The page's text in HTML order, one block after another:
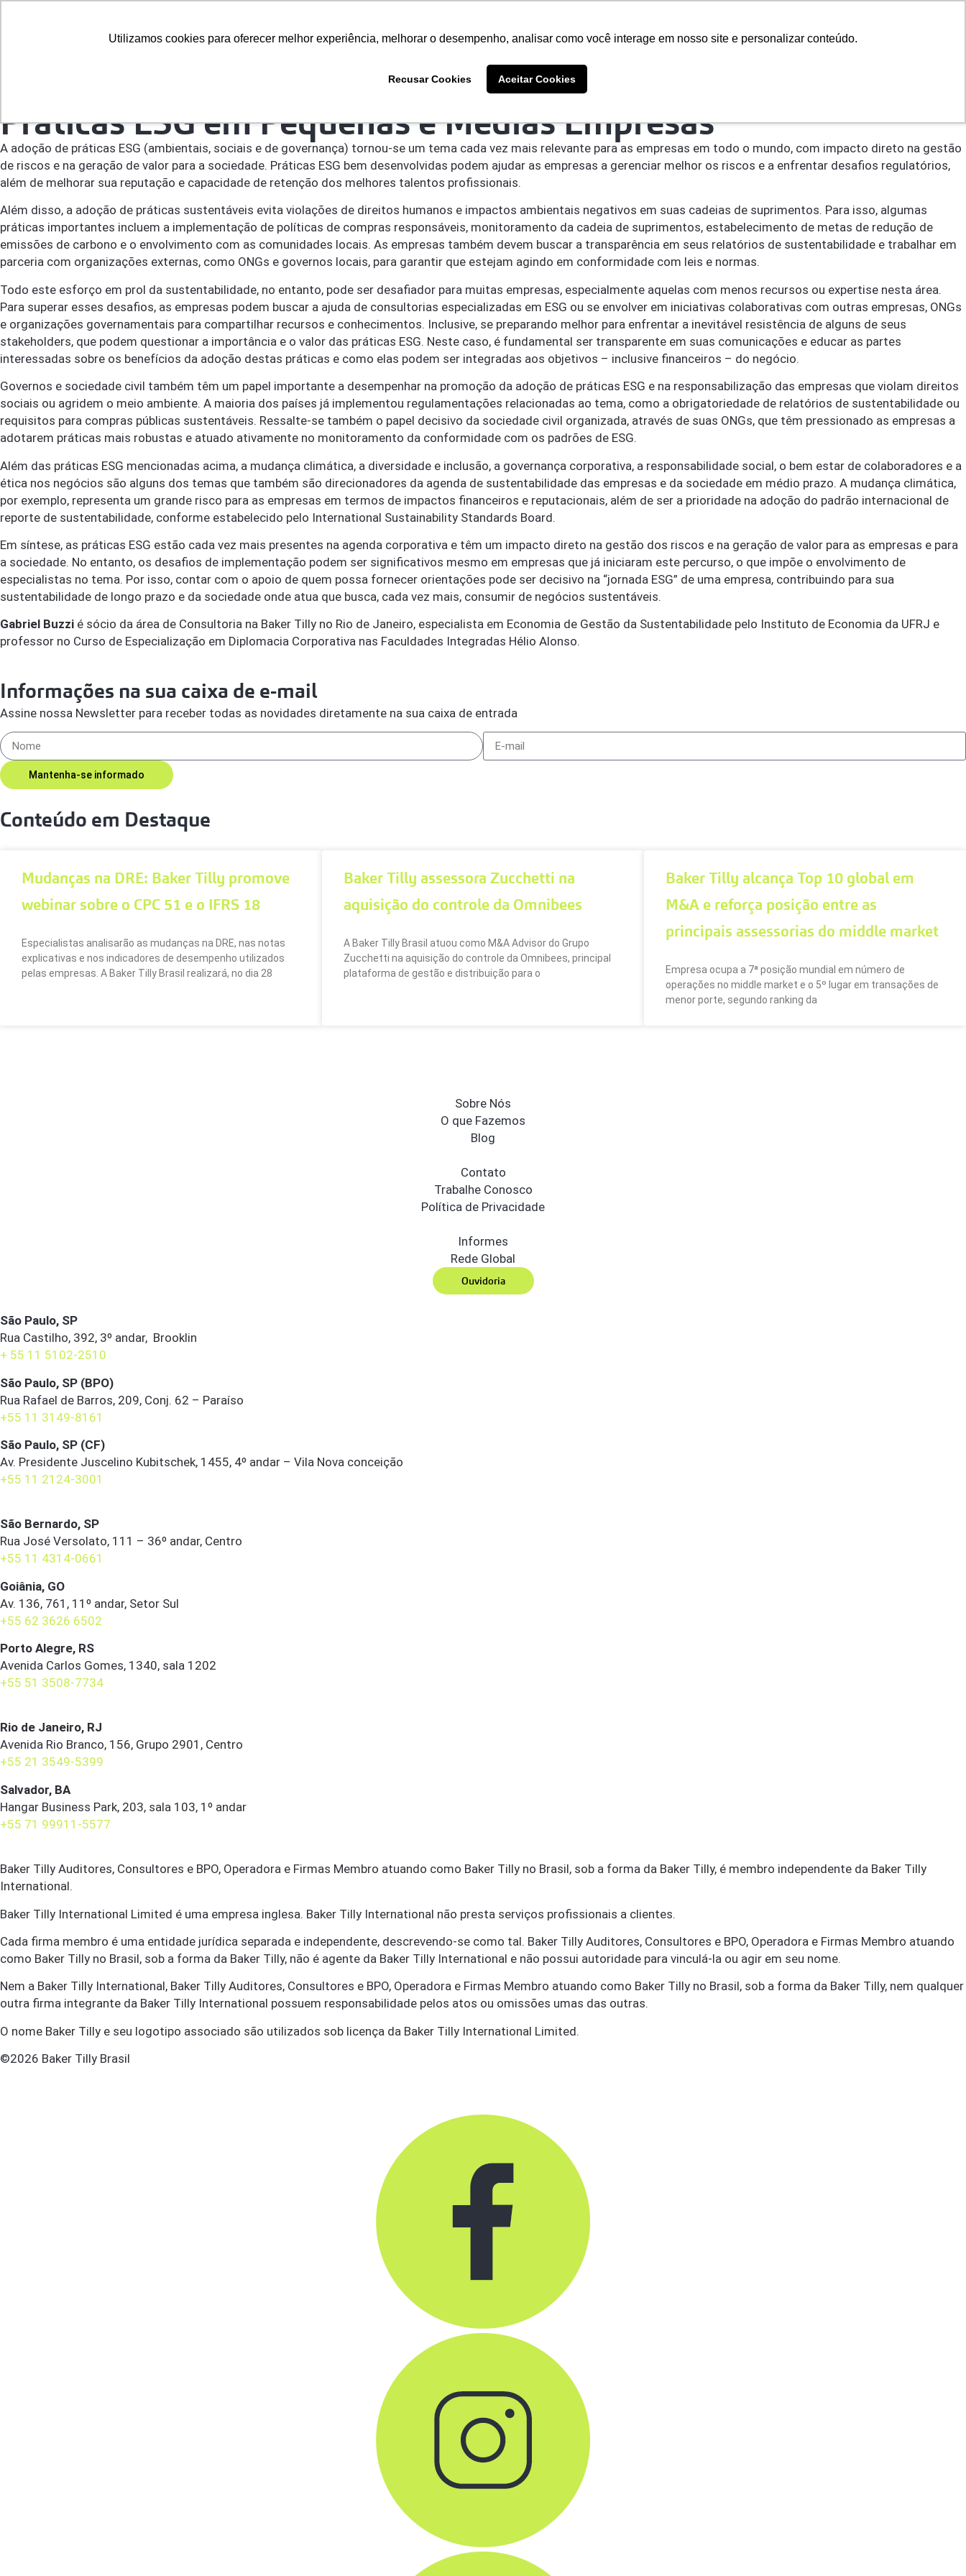
Utilizamos cookies para oferecer melhor experiência, melhorar o desempenho, analisar como você interage em nosso site e personalizar conteúdo.
Recusar Cookies Aceitar Cookies
Seja um Trainee
Contato
Práticas ESG em Pequenas e Médias Empresas
A adoção de práticas ESG (ambientais, sociais e de governança) tornou-se um tema cada vez mais relevante para as empresas em todo o mundo, com impacto direto na gestão
de riscos e na geração de valor para a sociedade. Práticas ESG bem desenvolvidas podem ajudar as empresas a gerenciar melhor os riscos e a enfrentar desafios regulatórios,
além de melhorar sua reputação e capacidade de retenção dos melhores talentos profissionais.
Além disso, a adoção de práticas sustentáveis evita violações de direitos humanos e impactos ambientais negativos em suas cadeias de suprimentos. Para isso, algumas
práticas importantes incluem a implementação de políticas de compras responsáveis, monitoramento da cadeia de suprimentos, estabelecimento de metas de redução de
emissões de carbono e o envolvimento com as comunidades locais. As empresas também devem buscar a transparência em seus relatórios de sustentabilidade e trabalhar em
parceria com organizações externas, como ONGs e governos locais, para garantir que estejam agindo em conformidade com leis e normas.
Todo este esforço em prol da sustentabilidade, no entanto, pode ser desafiador para muitas empresas, especialmente aquelas com menos recursos ou expertise nesta área.
Para superar esses desafios, as empresas podem buscar a ajuda de consultorias especializadas em ESG ou se envolver em iniciativas colaborativas com outras empresas, ONGs
e organizações governamentais para compartilhar recursos e conhecimentos. Inclusive, se preparando melhor para enfrentar a inevitável resistência de alguns de seus
stakeholders, que podem questionar a importância e o valor das práticas ESG. Neste caso, é fundamental ser transparente em suas comunicações e educar as partes
interessadas sobre os benefícios da adoção destas práticas e como elas podem ser integradas aos objetivos – inclusive financeiros – do negócio.
Governos e sociedade civil também têm um papel importante a desempenhar na promoção da adoção de práticas ESG e na responsabilização das empresas que violam direitos
sociais ou agridem o meio ambiente. A maioria dos países já implementou regulamentações relacionadas ao tema, como a obrigatoriedade de relatórios de sustentabilidade ou
requisitos para compras públicas sustentáveis. Ressalte-se também o papel decisivo da sociedade civil organizada, através de suas ONGs, que têm pressionado as empresas a
adotarem práticas mais robustas e atuado ativamente no monitoramento da conformidade com os padrões de ESG.
Além das práticas ESG mencionadas acima, a mudança climática, a diversidade e inclusão, a governança corporativa, a responsabilidade social, o bem estar de colaboradores e a
ética nos negócios são alguns dos temas que também são direcionadores da agenda de sustentabilidade das empresas e da sociedade em médio prazo. A mudança climática,
por exemplo, representa um grande risco para as empresas em termos de impactos financeiros e reputacionais, além de ser a prioridade na adoção do padrão internacional de
reporte de sustentabilidade, conforme estabelecido pelo International Sustainability Standards Board.
Em síntese, as práticas ESG estão cada vez mais presentes na agenda corporativa e têm um impacto direto na gestão dos riscos e na geração de valor para as empresas e para
a sociedade. No entanto, os desafios de implementação podem ser significativos mesmo em empresas que já iniciaram este percurso, o que impõe o envolvimento de
especialistas no tema. Por isso, contar com o apoio de quem possa fornecer orientações pode ser decisivo na “jornada ESG” de uma empresa, contribuindo para sua
sustentabilidade de longo prazo e da sociedade onde atua que busca, cada vez mais, consumir de negócios sustentáveis.
Gabriel Buzzi é sócio da área de Consultoria na Baker Tilly no Rio de Janeiro, especialista em Economia de Gestão da Sustentabilidade pelo Instituto de Economia da UFRJ e
professor no Curso de Especialização em Diplomacia Corporativa nas Faculdades Integradas Hélio Alonso.
Informações na sua caixa de e-mail
Assine nossa Newsletter para receber todas as novidades diretamente na sua caixa de entrada
Mantenha-se informado
Conteúdo em Destaque
Mudanças na DRE: Baker Tilly promove
webinar sobre o CPC 51 e o IFRS 18
Especialistas analisarão as mudanças na DRE, nas notas
explicativas e nos indicadores de desempenho utilizados
pelas empresas. A Baker Tilly Brasil realizará, no dia 28
Baker Tilly assessora Zucchetti na
aquisição do controle da Omnibees
A Baker Tilly Brasil atuou como M&A Advisor do Grupo
Zucchetti na aquisição do controle da Omnibees, principal
plataforma de gestão e distribuição para o
Baker Tilly alcança Top 10 global em
M&A e reforça posição entre as
principais assessorias do middle market
Empresa ocupa a 7ª posição mundial em número de
operações no middle market e o 5º lugar em transações de
menor porte, segundo ranking da
Sobre Nós
O que Fazemos
Blog
Contato
Trabalhe Conosco
Política de Privacidade
Informes
Rede Global
Ouvidoria
São Paulo, SP
Rua Castilho, 392, 3º andar, Brooklin
+ 55 11 5102-2510
São Paulo, SP (BPO)
Rua Rafael de Barros, 209, Conj. 62 – Paraíso
+55 11 3149-8161
São Paulo, SP (CF)
Av. Presidente Juscelino Kubitschek, 1455, 4º andar – Vila Nova conceição
+55 11 2124-3001
São Bernardo, SP
Rua José Versolato, 111 – 36º andar, Centro
+55 11 4314-0661
Goiânia, GO
Av. 136, 761, 11º andar, Setor Sul
+55 62 3626 6502
Porto Alegre, RS
Avenida Carlos Gomes, 1340, sala 1202
+55 51 3508-7734
Rio de Janeiro, RJ
Avenida Rio Branco, 156, Grupo 2901, Centro
+55 21 3549-5399
Salvador, BA
Hangar Business Park, 203, sala 103, 1º andar
+55 71 99911-5577
Baker Tilly Auditores, Consultores e BPO, Operadora e Firmas Membro atuando como Baker Tilly no Brasil, sob a forma da Baker Tilly, é membro independente da Baker Tilly
International.
Baker Tilly International Limited é uma empresa inglesa. Baker Tilly International não presta serviços profissionais a clientes.
Cada firma membro é uma entidade jurídica separada e independente, descrevendo-se como tal. Baker Tilly Auditores, Consultores e BPO, Operadora e Firmas Membro atuando
como Baker Tilly no Brasil, sob a forma da Baker Tilly, não é agente da Baker Tilly International e não possui autoridade para vinculá-la ou agir em seu nome.
Nem a Baker Tilly International, Baker Tilly Auditores, Consultores e BPO, Operadora e Firmas Membro atuando como Baker Tilly no Brasil, sob a forma da Baker Tilly, nem qualquer
outra firma integrante da Baker Tilly International possuem responsabilidade pelos atos ou omissões umas das outras.
O nome Baker Tilly e seu logotipo associado são utilizados sob licença da Baker Tilly International Limited.
©2026 Baker Tilly Brasil